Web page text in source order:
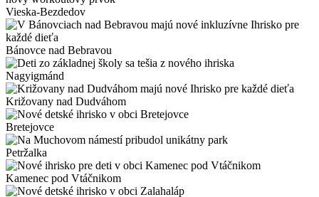
Vieska-Bezdedov
Bánovce nad Bebravou
Nagyigmánd
Križovany nad Dudváhom
Bretejovce
Petržalka
Kamenec pod Vtáčnikom